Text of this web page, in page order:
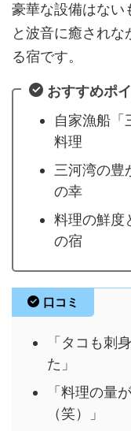
豪華な設備はない
と波音に癒されな
る宿です。
おすすめポ
自家漁船「
料理
三河湾の豊
の幸
料理の鮮度
の宿
口コミ
「タコも刺
た」
「料理の量
（笑）」